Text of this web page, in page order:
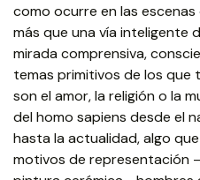
como ocurre en las
más que una vía inteligente
mirada comprensiva,
temas primitivos de los
son el amor, la religión o la
del homo sapiens desde el
hasta la actualidad, algo
motivos de representación